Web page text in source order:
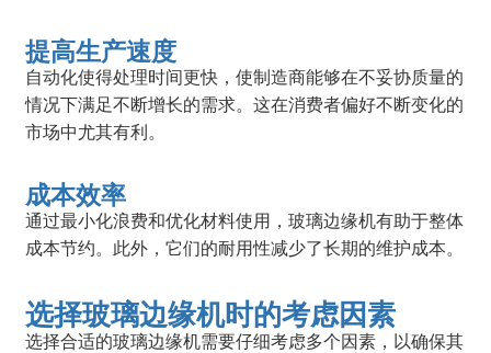
提高生产速度
自动化使得处理时间更快，使制造商能够在不妥协质量的
情况下满足不断增长的需求。这在消费者偏好不断变化的
市场中尤其有利。
成本效率
通过最小化浪费和优化材料使用，玻璃边缘机有助于整体
成本节约。此外，它们的耐用性减少了长期的维护成本。
选择玻璃边缘机时的考虑因素
选择合适的玻璃边缘机需要仔细考虑多个因素，以确保其